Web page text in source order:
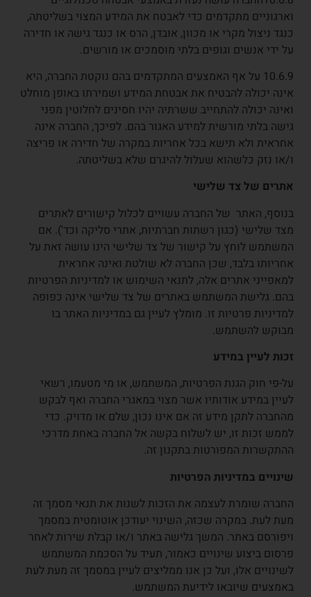
וארגוניים מתקדמים כדי לאבטח את המידע המצוי בשליטתה,
כנגד ניצול מקרי או מכוון, אובדן, הרס או כנגד גישה או חדירה
על ידי אנשים וגופים בלתי מוסמכים או מורשים.
10.6.9 על אף האמצעים המתקדמים בהם נוקטת החברה, היא
אינה יכולה להבטיח את אבטחת המידע ושמירתו באופן מוחלט
ואינה יכולה להתחייב ששרתיה יהיו חסינים לחלוטין מפני
גישה בלתי מורשית למידע האגור בהם. לפיכך, החברה אינה
אחראית ולא תישא בכל אחריות במקרה של חדירה או פריצה
ו/או נזק כלשהוא שעלול להיגרם שלא בשליטתה.
אתרים של צד שלישי
בנוסף, האתר של החברה עשויים לכלול קישורים לאתרים
מצד שלישי (כגון רשתות חברתיות, אתרי סליקה וכד'). אם
המשתמש לוחץ על קישור של צד שלישי הינו עושה זאת על
אחריותו בלבד, שכן החברה לא שולטת ואינה אחראית
למאפייני אתרים אלה, לתנאי השימוש או למדיניות הפרטיות
בהם. גלישת המשתמש באתרים של צד שלישי אינה כפופה
למדיניות פרטיות זו. מומלץ לעיין גם במדיניות האתר בו
מבוקש להשתמש.
זכות לעיין במידע
על-פי חוק הגנת הפרטיות, המשתמש, או מי מטעמו, רשאי
לעיין במידע אודותיו אשר מצוי במאגרי החברה ואף לבקש
מהחברה לתקן מידע זה אם אינו נכון, שלם או מדויק. כדי
לממש זכות זו, יש לשלוח בקשה אל החברה באחת מדרכי
ההתקשרות המפורטות בתקנון זה.
שינויים במדיניות הפרטיות
החברה שומרת לעצמה את הזכות לשנות את תנאי מסמך זה
מעת לעת. במקרה שכזה, השינוי יעודכן אוטומטית במסמך
ויפורסם באתר. המשך גלישה באתר ו/או קבלת שירות לאחר
פרסום ביצוע שינויים כאמור, תעיד על הסכמת המשתמש
לשינויים אלו, ועל כן אנו ממליצים לעיין במסמך זה מעת לעת
באמצעים שיובאו לידיעת המשתמש.